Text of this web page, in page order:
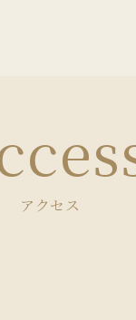
アクセス